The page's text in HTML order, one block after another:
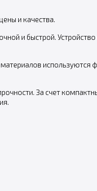
и качества.
и быстрой.
За счет